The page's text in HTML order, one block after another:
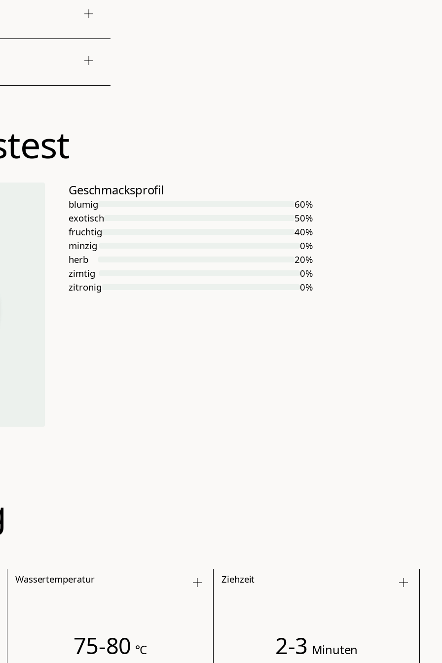
Geschmacksprofil
blumig 60%
exotisch
50%
fruchtig
40%
minzig
0%
herb
20%
zimtig
0%
zitronig
0%
Wassertemperatur
75-80 °C
Ziehzeit
2-3 Minuten